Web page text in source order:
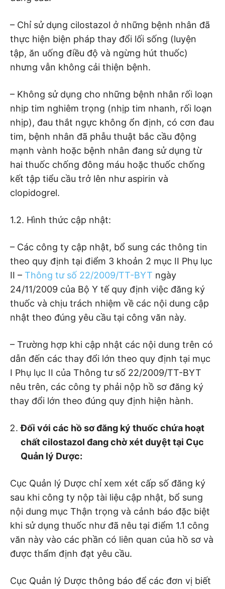
– Chỉ sử dụng cilostazol ở những bệnh nhân đã
thực hiện biện pháp thay đổi lối sống (luyện
tập, ăn uống điều độ và ngừng hút thuốc)
nhưng vẫn không cải thiện bệnh.
– Không sử dụng cho những bệnh nhân rối loạn
nhịp tim nghiêm trọng (nhịp tim nhanh, rối loạn
nhịp), đau thắt ngực không ổn định, có cơn đau
tim, bệnh nhân đã phẫu thuật bắc cầu động
mạnh vành hoặc bệnh nhân đang sử dụng từ
hai thuốc chống đông máu hoặc thuốc chống
kết tập tiểu cầu trở lên như aspirin và
clopidogrel.
1.2. Hình thức cập nhật:
– Các công ty cập nhật, bổ sung các thông tin
theo quy định tại điểm 3 khoản 2 mục II Phụ lục
II – Thông tư số 22/2009/TT-BYT ngày
24/11/2009 của Bộ Y tế quy định việc đăng ký
thuốc và chịu trách nhiệm về các nội dung cập
nhật theo đúng yêu cầu tại công văn này.
– Trường hợp khi cập nhật các nội dung trên có
dẫn đến các thay đổi lớn theo quy định tại mục
I Phụ lục II của Thông tư số 22/2009/TT-BYT
nêu trên, các công ty phải nộp hồ sơ đăng ký
thay đổi lớn theo đúng quy định hiện hành.
Đối với các hồ sơ đăng ký thuốc chứa hoạt
chất cilostazol đang chờ xét duyệt tại Cục
Quản lý Dược:
Cục Quản lý Dược chỉ xem xét cấp số đăng ký
sau khi công ty nộp tài liệu cập nhật, bổ sung
nội dung mục Thận trọng và cảnh báo đặc biệt
khi sử dụng thuốc như đã nêu tại điểm 1.1 công
văn này vào các phần có liên quan của hồ sơ và
được thẩm định đạt yêu cầu.
Cục Quản lý Dược thông báo để các đơn vị biết